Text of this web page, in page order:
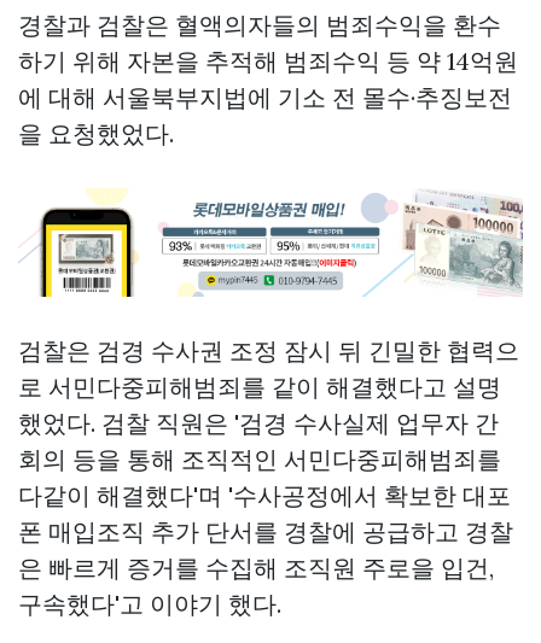
경찰과 검찰은 혈액의자들의 범죄수익을 환수
하기 위해 자본을 추적해 범죄수익 등 약 14억원
에 대해 서울북부지법에 기소 전 몰수·추징보전
을 요청했었다.
검찰은 검경 수사권 조정 잠시 뒤 긴밀한 협력으
로 서민다중피해범죄를 같이 해결했다고 설명
했었다. 검찰 직원은 '검경 수사실제 업무자 간
회의 등을 통해 조직적인 서민다중피해범죄를
다같이 해결했다'며 '수사공정에서 확보한 대포
폰 매입조직 추가 단서를 경찰에 공급하고 경찰
은 빠르게 증거를 수집해 조직원 주로을 입건,
구속했다'고 이야기 했다.